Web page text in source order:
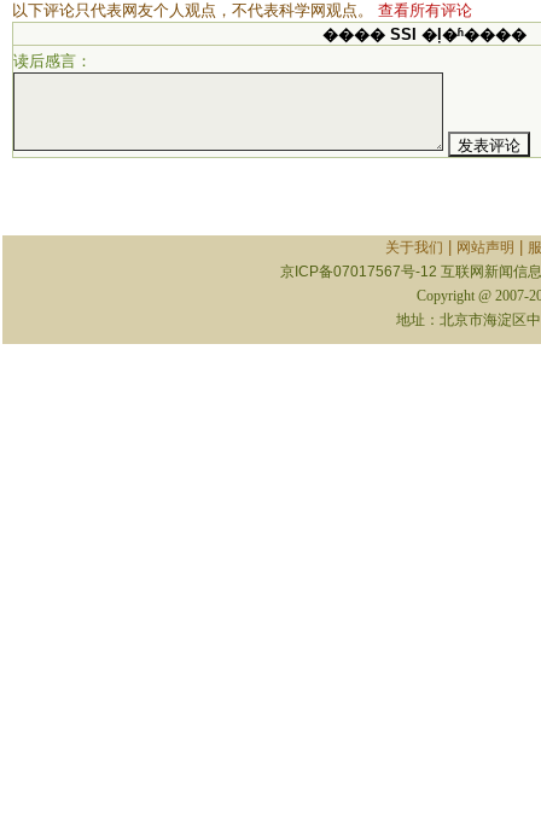
以下评论只代表网友个人观点，不代表科学网观点。 查看所有评论
���� SSI �ļ�ʱ����
读后感言：
关于我们 网站声明
京ICP备07017567号-12 互联网新闻信
Copyright @ 2007-
地址：北京市海淀区